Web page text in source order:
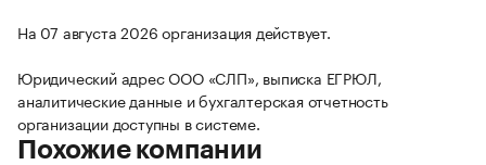
На 07 августа 2026 организация действует.
Юридический адрес ООО «СЛП», выписка ЕГРЮЛ,
аналитические данные и бухгалтерская отчетность
организации доступны в системе.
Похожие компании